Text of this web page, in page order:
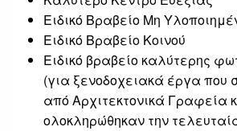
Ειδικό Βραβείο Μη
Ειδικό Βραβείο Κοινού
Ειδικό βραβείο καλύτερης
(για ξενοδοχειακά έργα που
από Αρχιτεκτονικά Γραφεία
ολοκληρώθηκαν την